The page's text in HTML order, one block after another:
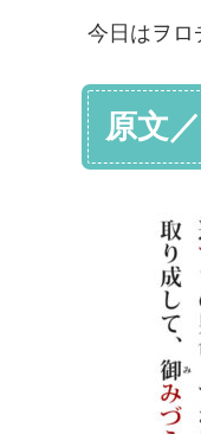
今日はヲロ
原文